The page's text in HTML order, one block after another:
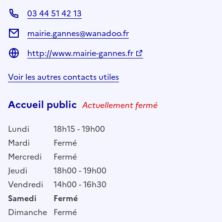
03 44 51 42 13
mairie.gannes@wanadoo.fr
http://www.mairie-gannes.fr
Voir les autres contacts utiles
Accueil public Actuellement fermé
Lundi
18h15 - 19h00
Mardi
Fermé
Mercredi
Fermé
Jeudi
18h00 - 19h00
Vendredi
14h00 - 16h30
Samedi
Fermé
Dimanche Fermé